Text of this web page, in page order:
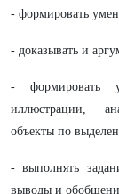
- формировать
- доказывать и
- формировать
иллюстрации,
объекты по
- выполнять
выводы и